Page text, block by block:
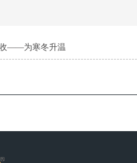
——为寒冬升温